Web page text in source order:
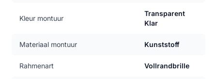
Kleur montuur
Transparent
Klar
Materiaal montuur Kunststoff
Rahmenart Vollrandbrille